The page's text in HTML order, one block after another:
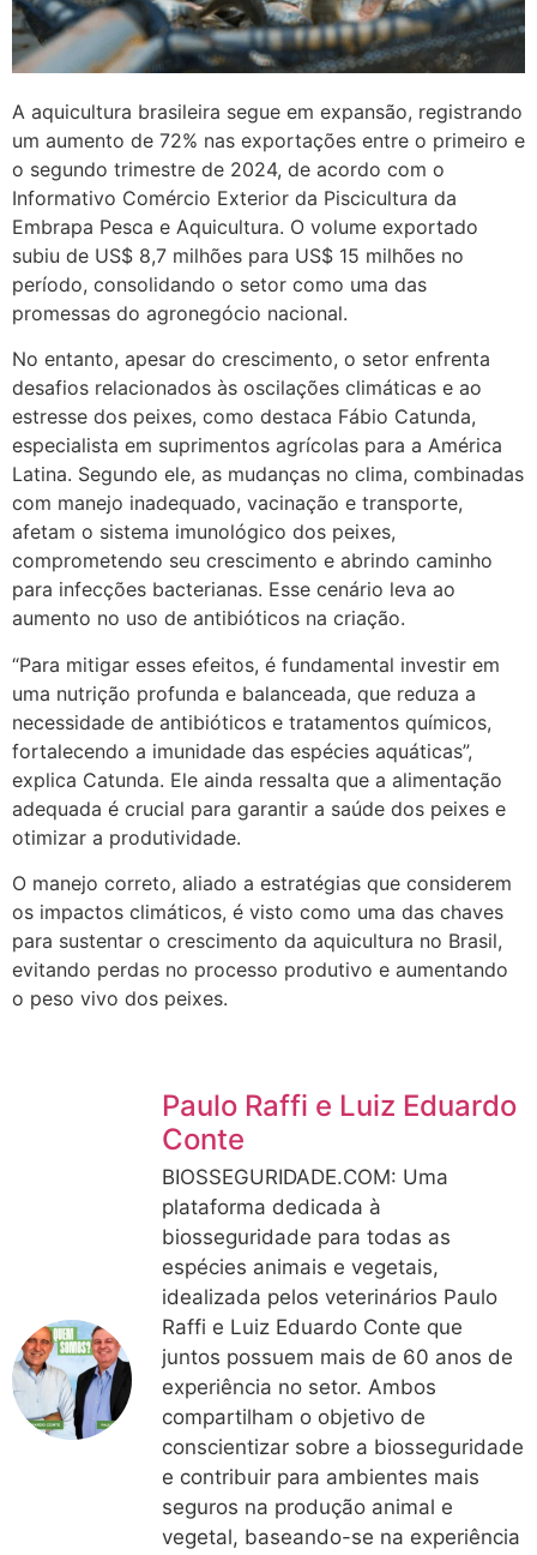
A aquicultura brasileira segue em expansão, registrando
um aumento de 72% nas exportações entre o primeiro e
o segundo trimestre de 2024, de acordo com o
Informativo Comércio Exterior da Piscicultura da
Embrapa Pesca e Aquicultura. O volume exportado
subiu de US$ 8,7 milhões para US$ 15 milhões no
período, consolidando o setor como uma das
promessas do agronegócio nacional.
No entanto, apesar do crescimento, o setor enfrenta
desafios relacionados às oscilações climáticas e ao
estresse dos peixes, como destaca Fábio Catunda,
especialista em suprimentos agrícolas para a América
Latina. Segundo ele, as mudanças no clima, combinadas
com manejo inadequado, vacinação e transporte,
afetam o sistema imunológico dos peixes,
comprometendo seu crescimento e abrindo caminho
para infecções bacterianas. Esse cenário leva ao
aumento no uso de antibióticos na criação.
“Para mitigar esses efeitos, é fundamental investir em
uma nutrição profunda e balanceada, que reduza a
necessidade de antibióticos e tratamentos químicos,
fortalecendo a imunidade das espécies aquáticas”,
explica Catunda. Ele ainda ressalta que a alimentação
adequada é crucial para garantir a saúde dos peixes e
otimizar a produtividade.
O manejo correto, aliado a estratégias que considerem
os impactos climáticos, é visto como uma das chaves
para sustentar o crescimento da aquicultura no Brasil,
evitando perdas no processo produtivo e aumentando
o peso vivo dos peixes.
Paulo Raffi e Luiz Eduardo
Conte
BIOSSEGURIDADE.COM: Uma
plataforma dedicada à
biosseguridade para todas as
espécies animais e vegetais,
idealizada pelos veterinários Paulo
Raffi e Luiz Eduardo Conte que
juntos possuem mais de 60 anos de
experiência no setor. Ambos
compartilham o objetivo de
conscientizar sobre a biosseguridade
e contribuir para ambientes mais
seguros na produção animal e
vegetal, baseando-se na experiência